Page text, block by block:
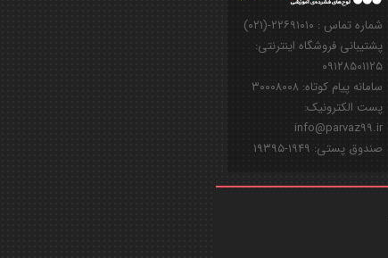
شماره تماس : ۲۲۶۹۱۰۱۰-(۰۲۱)
پشتیبانی فروشگاه اینترنتی:
۰۹۱۲۸۵۰۱۱۲۵
سامانه پیام کوتاه: ۳۰۰۰۸۰۰۸
پست الکترونیک:
info@parvaz99.ir
صندوق پستی: ۱۹۴۹-۱۹۳۹۵